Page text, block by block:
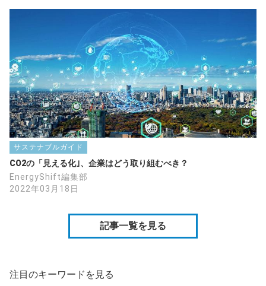
サステナブルガイド
CO2の「見える化｣、企業はどう取り組むべき？
EnergyShift編集部
2022年03月18日
記事一覧を見る
注目のキーワードを見る